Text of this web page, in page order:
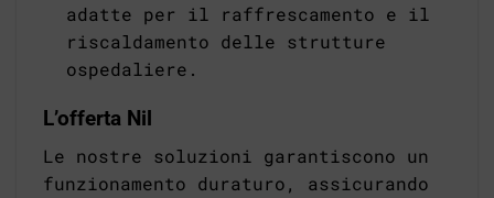
adatte per il raffrescamento e il
riscaldamento delle strutture
ospedaliere.
L’offerta Nil
Le nostre soluzioni garantiscono un
funzionamento duraturo, assicurando